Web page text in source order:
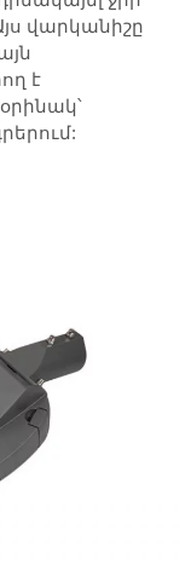
վարկանիշը
է